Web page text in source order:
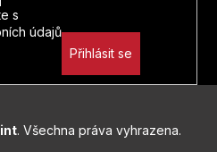
s
údajů
Přihlásit se
. Všechna práva vyhrazena.